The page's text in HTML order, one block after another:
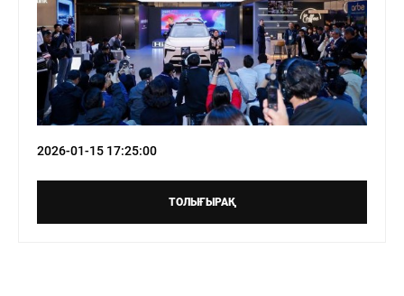
2026-01-15 17:25:00
ТОЛЫҒЫРАҚ